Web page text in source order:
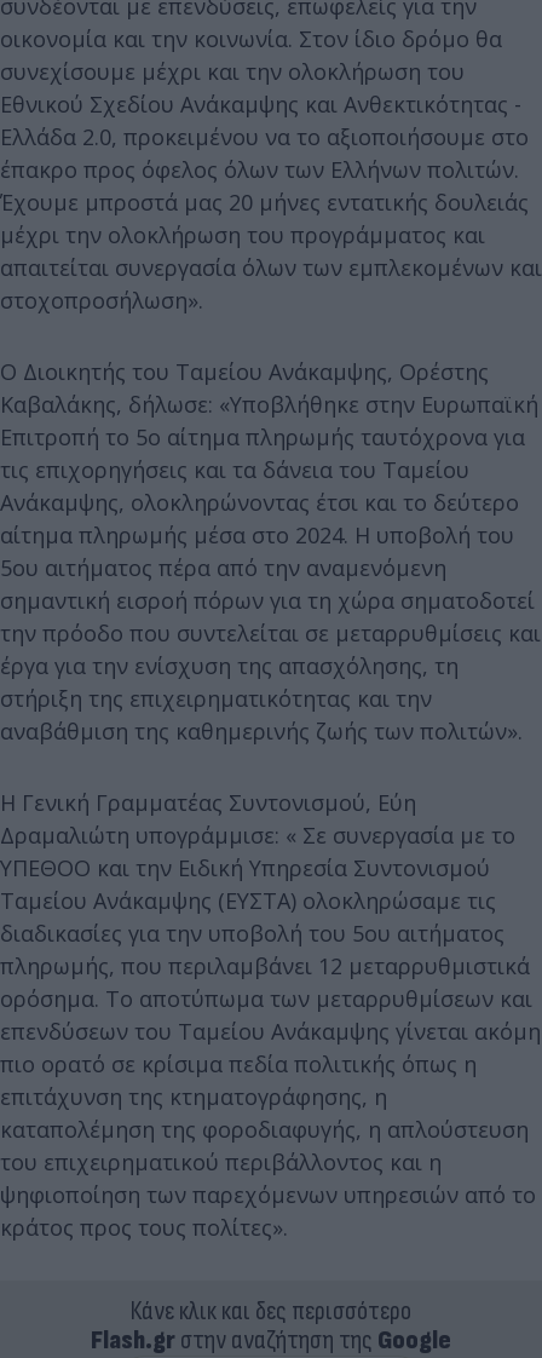
οικονομία και την κοινωνία. Στον ίδιο δρόμο θα
συνεχίσουμε μέχρι και την ολοκλήρωση του
Εθνικού Σχεδίου Ανάκαμψης και Ανθεκτικότητας -
Ελλάδα 2.0, προκειμένου να το αξιοποιήσουμε στο
έπακρο προς όφελος όλων των Ελλήνων πολιτών.
Έχουμε μπροστά μας 20 μήνες εντατικής δουλειάς
μέχρι την ολοκλήρωση του προγράμματος και
απαιτείται συνεργασία όλων των εμπλεκομένων και
στοχοπροσήλωση».
Ο Διοικητής του Ταμείου Ανάκαμψης, Ορέστης
Καβαλάκης, δήλωσε: «Υποβλήθηκε στην Ευρωπαϊκή
Επιτροπή το 5ο αίτημα πληρωμής ταυτόχρονα για
τις επιχορηγήσεις και τα δάνεια του Ταμείου
Ανάκαμψης, ολοκληρώνοντας έτσι και το δεύτερο
αίτημα πληρωμής μέσα στο 2024. H υποβολή του
5ου αιτήματος πέρα από την αναμενόμενη
σημαντική εισροή πόρων για τη χώρα σηματοδοτεί
την πρόοδο που συντελείται σε μεταρρυθμίσεις και
έργα για την ενίσχυση της απασχόλησης, τη
στήριξη της επιχειρηματικότητας και την
αναβάθμιση της καθημερινής ζωής των πολιτών».
Η Γενική Γραμματέας Συντονισμού, Εύη
Δραμαλιώτη υπογράμμισε: « Σε συνεργασία με το
ΥΠΕΘΟΟ και την Ειδική Υπηρεσία Συντονισμού
Ταμείου Ανάκαμψης (ΕΥΣΤΑ) ολοκληρώσαμε τις
διαδικασίες για την υποβολή του 5ου αιτήματος
πληρωμής, που περιλαμβάνει 12 μεταρρυθμιστικά
ορόσημα. Το αποτύπωμα των μεταρρυθμίσεων και
επενδύσεων του Ταμείου Ανάκαμψης γίνεται ακόμη
πιο ορατό σε κρίσιμα πεδία πολιτικής όπως η
επιτάχυνση της κτηματογράφησης, η
καταπολέμηση της φοροδιαφυγής, η απλούστευση
του επιχειρηματικού περιβάλλοντος και η
ψηφιοποίηση των παρεχόμενων υπηρεσιών από το
κράτος προς τους πολίτες».
Κάνε κλικ και δες περισσότερο
Flash.grστην αναζήτηση της Google